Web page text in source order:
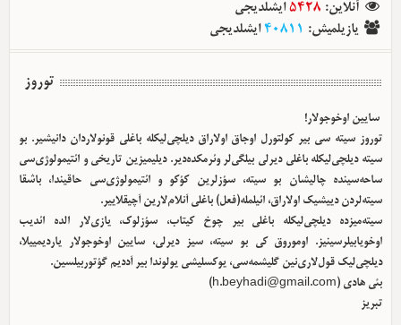
آنلاین:
5428ایشلدیجی
یازیلمیش:
40811ایشلدیجی
توروز
سایین اوخوجولار!
توروز سیته سی بیر کولتورل اوجاق اولا‌راق دیلچی‌لیکله باغلی قونولاردان دانیشیر. بو
سیته دیلچی‌لیکله باغلی دیرلی بیلگی‌لر وئرمکده‌دیر. دیلیمیزین تاریخی و ائتیمولوژی‌سی
ساحه‌سینده چالیشان بو سیته، سؤزلرین کؤکو و ائتیمولوژی‌سی حاقیندا، باشقا
سیته‌لردن دییشیک اولا‌راق، ائیلمله(فعل) باغلی آنلام‌لارین آچیقلاییر.
سیته‌میزده دیلچی‌لیکله باغلی بیر چوخ کیتاب، سؤزلوک، یازی‌لار الده ائدیب
اوخویابیلرسینیز. اوموروق کی بو سیته، سیز دیرلی، سایین اوخوجولار یاردیمییلا،
دیلچی‌لیک قول‌لاری‌نین گلیشمه‌سی، یوکسلیشی یولوندا بیر آددیم گؤتوربیلسین.
بئی هادی (h.beyhadi@gmail.com
)
تبریز